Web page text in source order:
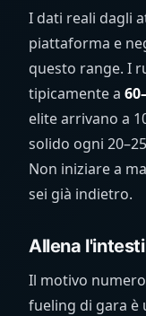
I dati reali dagli
piattaforma e
questo range. I
tipicamente a
elite arrivano a
solido ogni
Non iniziare a
sei già indietro.
Allena
Il motivo
fueling di gara è